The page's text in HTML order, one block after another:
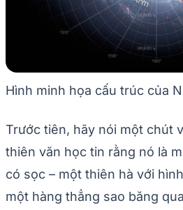
Hình minh họa cấu trúc của
Trước tiên, hãy nói một chút
thiên văn học tin rằng nó là
có sọc – một thiên hà với
một hàng thẳng sao băng